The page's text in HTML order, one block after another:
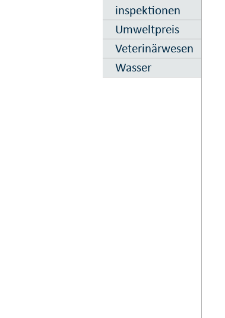
inspektionen
Umweltpreis
Veterinär­wesen
Wasser